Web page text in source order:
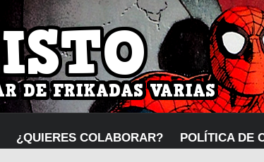
¿QUIERES COLABORAR? POLÍTICA DE